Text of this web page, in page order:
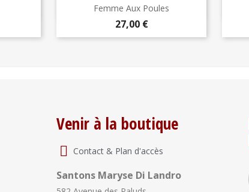
Femme Aux Poules
Prix
27,00 €
Aperçu rapide
Venir à la boutique
Contact & Plan d'accès
Santons Maryse Di Landro